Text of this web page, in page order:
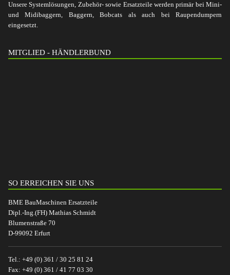
Unsere Systemlösungen, Zubehör- sowie Ersatzteile werden primär bei Mini-
und Midibaggern, Baggern, Bobcats als auch bei Raupendumpern
eingesetzt.
MITGLIED - HÄNDLERBUND
SO ERREICHEN SIE UNS
BME BauMaschinen Ersatzteile
Dipl.-Ing.(FH) Mathias Schmidt
Blumenstraße 70
D-99092 Erfurt
Tel.: +49 (0) 361 / 30 25 81 24
Fax: +49 (0) 361 / 41 77 03 30